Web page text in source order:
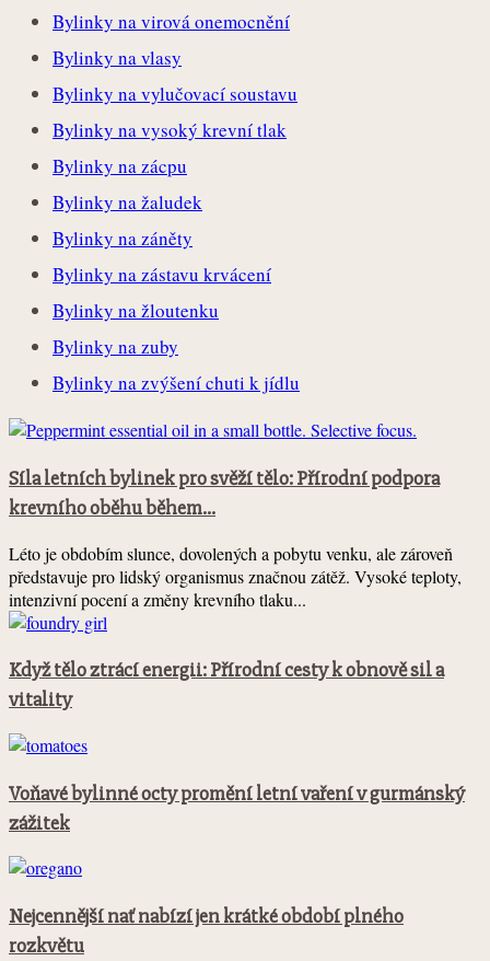
Bylinky na virová onemocnění
Bylinky na vlasy
Bylinky na vylučovací soustavu
Bylinky na vysoký krevní tlak
Bylinky na zácpu
Bylinky na žaludek
Bylinky na záněty
Bylinky na zástavu krvácení
Bylinky na žloutenku
Bylinky na zuby
Bylinky na zvýšení chuti k jídlu
Síla letních bylinek pro svěží tělo: Přírodní podpora
krevního oběhu během...
Léto je obdobím slunce, dovolených a pobytu venku, ale zároveň
představuje pro lidský organismus značnou zátěž. Vysoké teploty,
intenzivní pocení a změny krevního tlaku...
Když tělo ztrácí energii: Přírodní cesty k obnově sil a
vitality
Voňavé bylinné octy promění letní vaření v gurmánský
zážitek
Nejcennější nať nabízí jen krátké období plného
rozkvětu